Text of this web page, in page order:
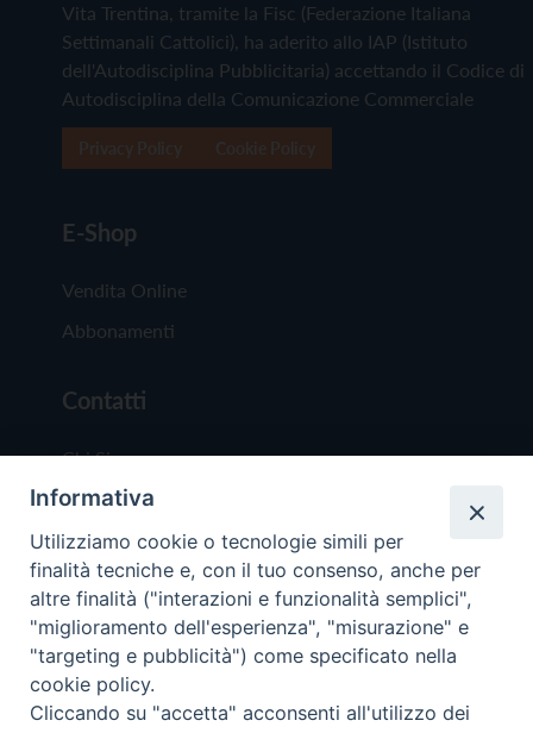
Vita Trentina, tramite la Fisc (Federazione Italiana
Settimanali Cattolici), ha aderito allo IAP (Istituto
dell'Autodisciplina Pubblicitaria) accettando il Codice di
Autodisciplina della Comunicazione Commerciale
E-Shop
Vendita Online
Abbonamenti
Contatti
Chi Siamo
Redazione
Scrivici
Copyright © 2019 - Tutti i diritti riservati - Vita
Trentina Editrice
Informativa
Utilizziamo cookie o tecnologie simili per
finalità tecniche e, con il tuo consenso, anche per
altre finalità ("interazioni e funzionalità semplici",
"miglioramento dell'esperienza", "misurazione" e
"targeting e pubblicità") come specificato nella
cookie policy.
Cliccando su "accetta" acconsenti all'utilizzo dei